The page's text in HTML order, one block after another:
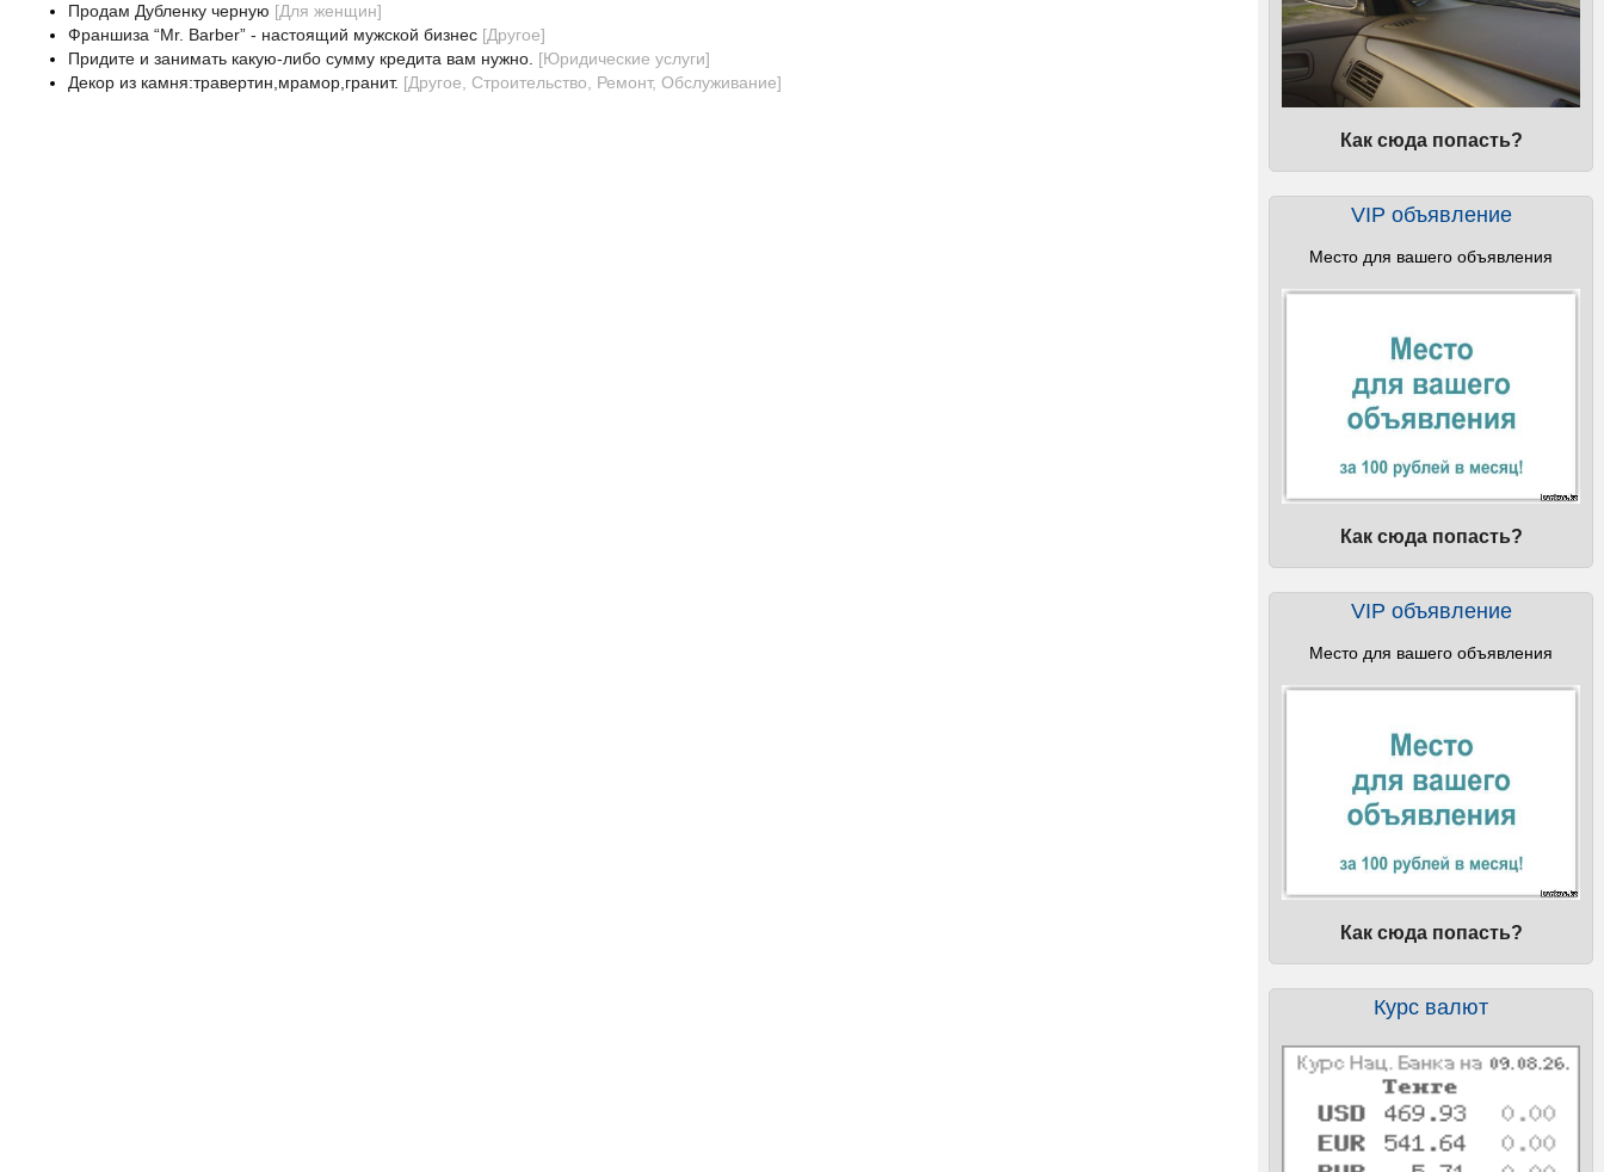
Как сюда попасть?
VIP объявление
Место для вашего объявления
Как сюда попасть?
VIP объявление
Место для вашего объявления
Как сюда попасть?
Курс валют
Продам Дубленку черную [Для женщин]
Франшиза “Mr. Barber” - настоящий мужской бизнес [Другое]
Придите и занимать какую-либо сумму кредита вам нужно. [Юридические услуги]
Декор из камня:травертин,мрамор,гранит. [Другое, Строительство, Ремонт, Обслуживание]